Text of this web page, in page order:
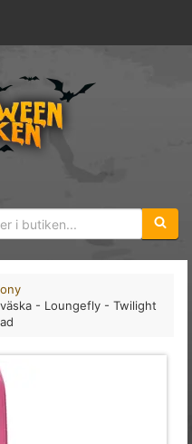
- Loungefly - Twilight